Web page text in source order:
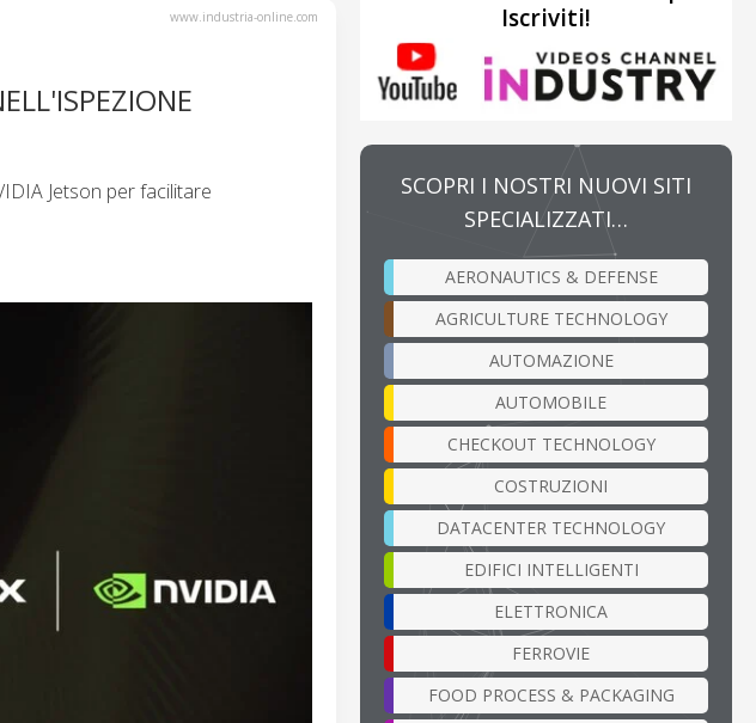
www.industria-online.com
Jetson per facilitare
Iscriviti!
SCOPRI I NOSTRI NUOVI SITI
SPECIALIZZATI…
AERONAUTICS & DEFENSE
AGRICULTURE TECHNOLOGY
AUTOMAZIONE
AUTOMOBILE
CHECKOUT TECHNOLOGY
COSTRUZIONI
DATACENTER TECHNOLOGY
EDIFICI INTELLIGENTI
ELETTRONICA
FERROVIE
FOOD PROCESS & PACKAGING